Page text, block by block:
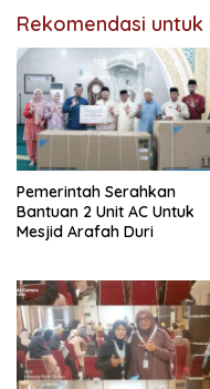
Rekomendasi untuk
Pemerintah Serahkan
Bantuan 2 Unit AC Untuk
Mesjid Arafah Duri